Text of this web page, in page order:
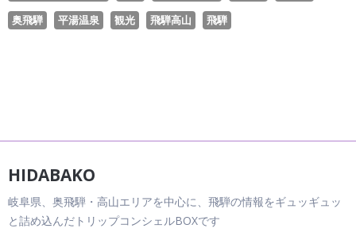
奥飛騨
平湯温泉 観光 飛騨高山 飛騨
HIDABAKO
岐阜県、奥飛騨・高山エリアを中心に、飛騨の情報をギュッギュッ
と詰め込んだトリップコンシェルBOXです